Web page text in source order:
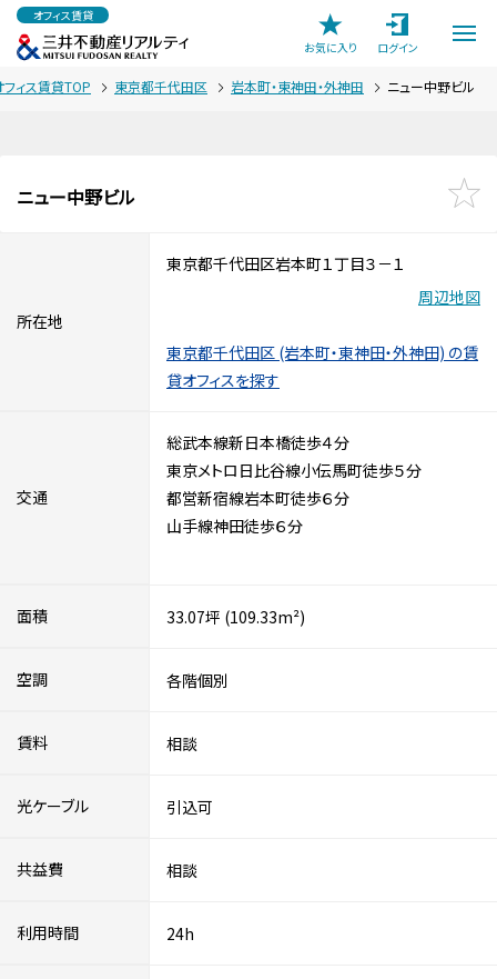
オフィス賃貸
お気に入り
ログイン
フィス賃貸TOP 東京都千代田区 岩本町・東神田・外神田 ニュー中野ビル
ニュー中野ビル
所在地
東京都千代田区岩本町１丁目３－１
周辺地図
東京都千代田区 (岩本町・東神田・外神田) の賃
貸オフィスを探す
交通
総武本線新日本橋徒歩４分
東京メトロ日比谷線小伝馬町徒歩５分
都営新宿線岩本町徒歩６分
山手線神田徒歩６分
面積 33.07坪 (109.33m²)
空調 各階個別
賃料 相談
光ケーブル 引込可
共益費 相談
利用時間 24h